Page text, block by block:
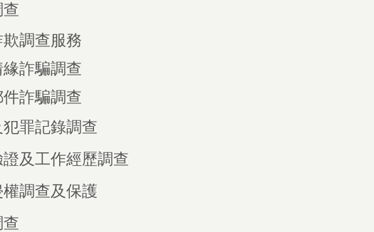
調查服務
詐騙調查
件詐騙調查
罪記錄調查
及工作經歷調查
調查及保護